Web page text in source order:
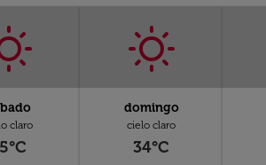
claro
domingo
cielo claro
34°C